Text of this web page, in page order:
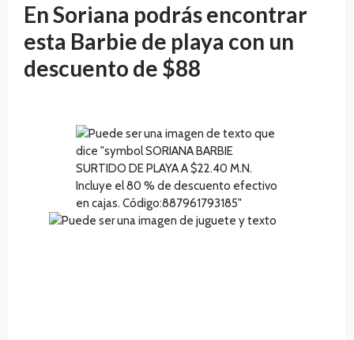
En Soriana podrás encontrar
esta Barbie de playa con un
descuento de $88